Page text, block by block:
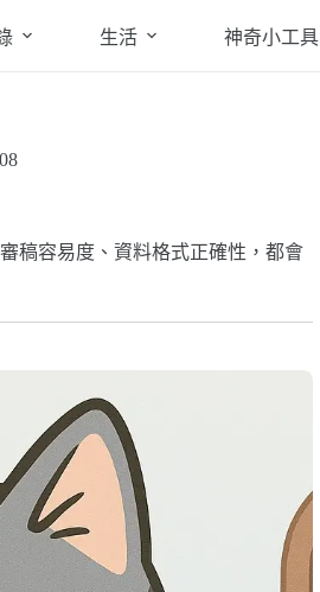
生活 神奇小工具
稿容易度、資料格式正確性，都會